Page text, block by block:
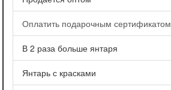
Оплатить подарочным сертификатом
В 2 раза больше янтаря
Янтарь с красками